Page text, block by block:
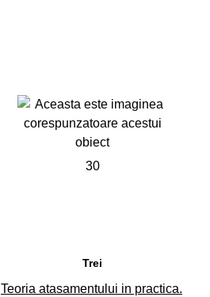
30
Trei
Teoria atasamentului in practica.